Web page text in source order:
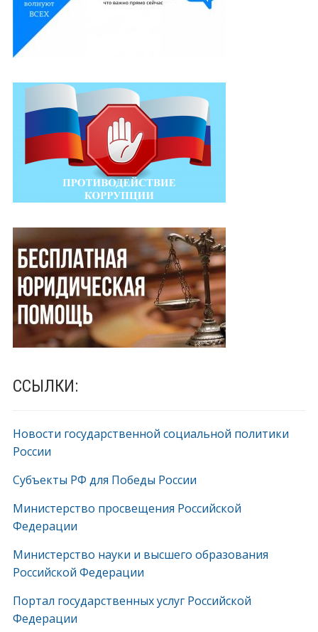
ССЫЛКИ:
Новости государственной социальной политики
России
Субъекты РФ для Победы России
Министерство просвещения Российской
Федерации
Министерство науки и высшего образования
Российской Федерации
Портал государственных услуг Российской
Федерации